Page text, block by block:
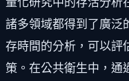
諸多領域都得到了廣泛
存時間的分析，可以評
策。在公共衛生中，通